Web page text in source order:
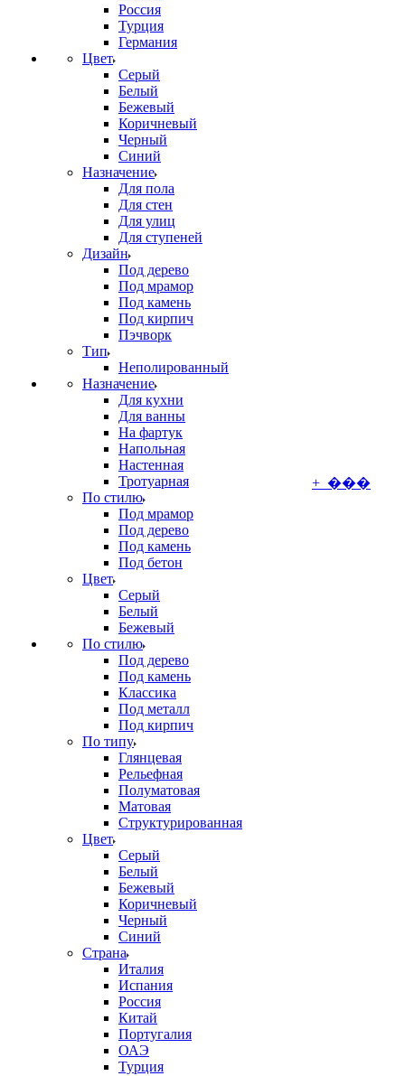
Россия
Турция
Германия
Цвет
Серый
Белый
Бежевый
Коричневый
Черный
Синий
Назначение
Для пола
Для стен
Для улиц
Для ступеней
Дизайн
Под дерево
Под мрамор
Под камень
Под кирпич
Пэчворк
Тип
Неполированный
Назначение
Для кухни
Для ванны
На фартук
Напольная
Настенная
Тротуарная
По стилю
Под мрамор
Под дерево
Под камень
Под бетон
Цвет
Серый
Белый
Бежевый
По стилю
Под дерево
Под камень
Классика
Под металл
Под кирпич
По типу
Глянцевая
Рельефная
Полуматовая
Матовая
Структурированная
Цвет
Серый
Белый
Бежевый
Коричневый
Черный
Синий
Страна
Италия
Испания
Россия
Китай
Португалия
ОАЭ
Турция
+ ���